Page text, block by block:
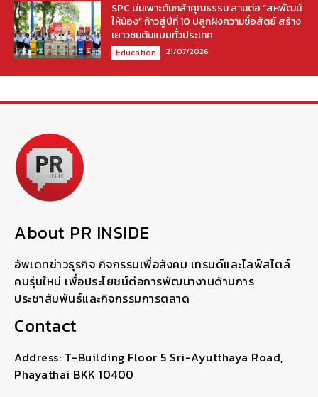
SPC บ่มเพาะต้นกล้าคุณธรรม สานต่อ “สหพัฒน์
ให้น้อง” ก้าวสู่ปีที่ 10 ปลูกฝังความซื่อสัตย์ สร้าง
เยาวชนต้นแบบทั่วประเทศ
Education 21/07/2026
About PR INSIDE
อัพเดทข่าวธุรกิจ กิจกรรมเพื่อสังคม เทรนด์และไลฟ์สไตล์
คนรุ่นใหม่ เพื่อประโยชน์ต่อการพัฒนางานด้านการ
ประชาสัมพันธ์และกิจกรรมการตลาด
Contact
Address: T-Building Floor 5 Sri-Ayutthaya Road,
Phayathai BKK 10400